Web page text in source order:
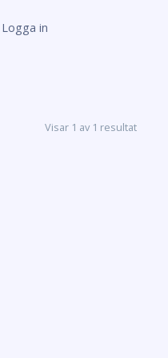
Logga in
Visar 1 av 1 resultat